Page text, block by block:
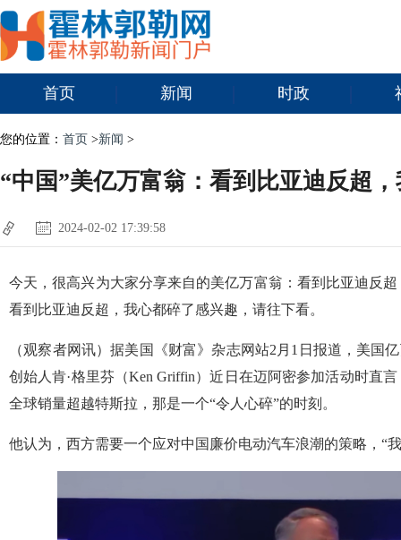
首页 新闻 时政
您的位置： 首页 >新闻 >
“中国”美亿万富翁：看到比亚迪反超
2024-02-02 17:39:58
今天，很高兴为大家分享来自的美亿万富翁：看到比亚迪反
看到比亚迪反超，我心都碎了感兴趣，请往下看。
（观察者网讯）据美国《财富》杂志网站2月1日报道，美国
创始人肯·格里芬（Ken Griffin）近日在迈阿密参加活动时直
全球销量超越特斯拉，那是一个“令人心碎”的时刻。
他认为，西方需要一个应对中国廉价电动汽车浪潮的策略，“